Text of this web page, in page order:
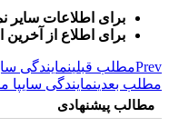
برای اطلاعات سایر
برای اطلاع از
Prevمطلب قبلینمایندگی
مطلب بعدینمایندگی سایپا
مطالب پیشنهادی